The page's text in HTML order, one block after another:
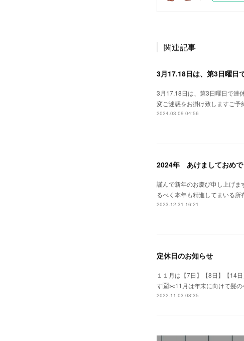
関連記事
3月17.18日は、第3日曜日
3月17.18日は、第3日曜日で連
変ご迷惑をお掛け致しますご
2024.03.09 04:56
2024年 あけましておめで
謹んで新年のお慶び申し上げま
るべく本年も精進してまいる
2023.12.31 16:21
定休日のお知らせ
１１月は【7日】【8日】【14
す🈺✂️11月は年末に向けて髪
2022.11.03 08:35